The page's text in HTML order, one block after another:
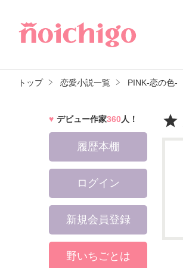
トップ 恋愛小説一覧 PINK-恋の色-
デビュー作家360人！
履歴本棚
ログイン
新規会員登録
野いちごとは